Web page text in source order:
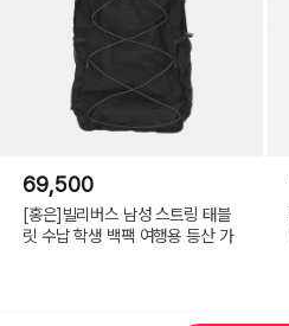
69,500
[홍은]빌리버스 남성 스트링 태블
릿 수납 학생 백팩 여행용 등산 가